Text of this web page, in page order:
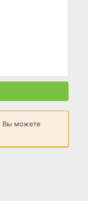
Вы можете